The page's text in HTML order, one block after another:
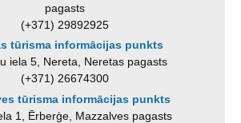
pagasts
(+371) 29892925
tūrisma informācijas punkts
iela 5, Nereta, Neretas pagasts
(+371) 26674300
tūrisma informācijas punkts
1, Ērberģe, Mazzalves pagasts